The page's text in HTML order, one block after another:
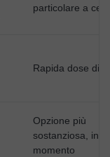
particolare a
Rapida dose di
Opzione più
sostanziosa, in
momento